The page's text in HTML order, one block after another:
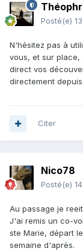
Posté(e)
N'hésitez pas à
vous, et sur place,
direct vos
directement
Citer
Nico78
Posté(e)
Au passage je
J'ai remis un co-
ste Marie, départ
semaine d'après.